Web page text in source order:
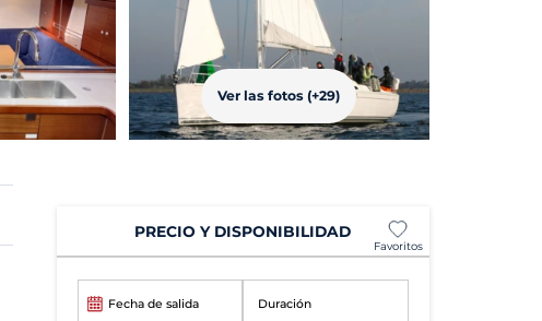
Ver las fotos (+29)
PRECIO Y DISPONIBILIDAD
Favoritos
Fecha de salida Duración